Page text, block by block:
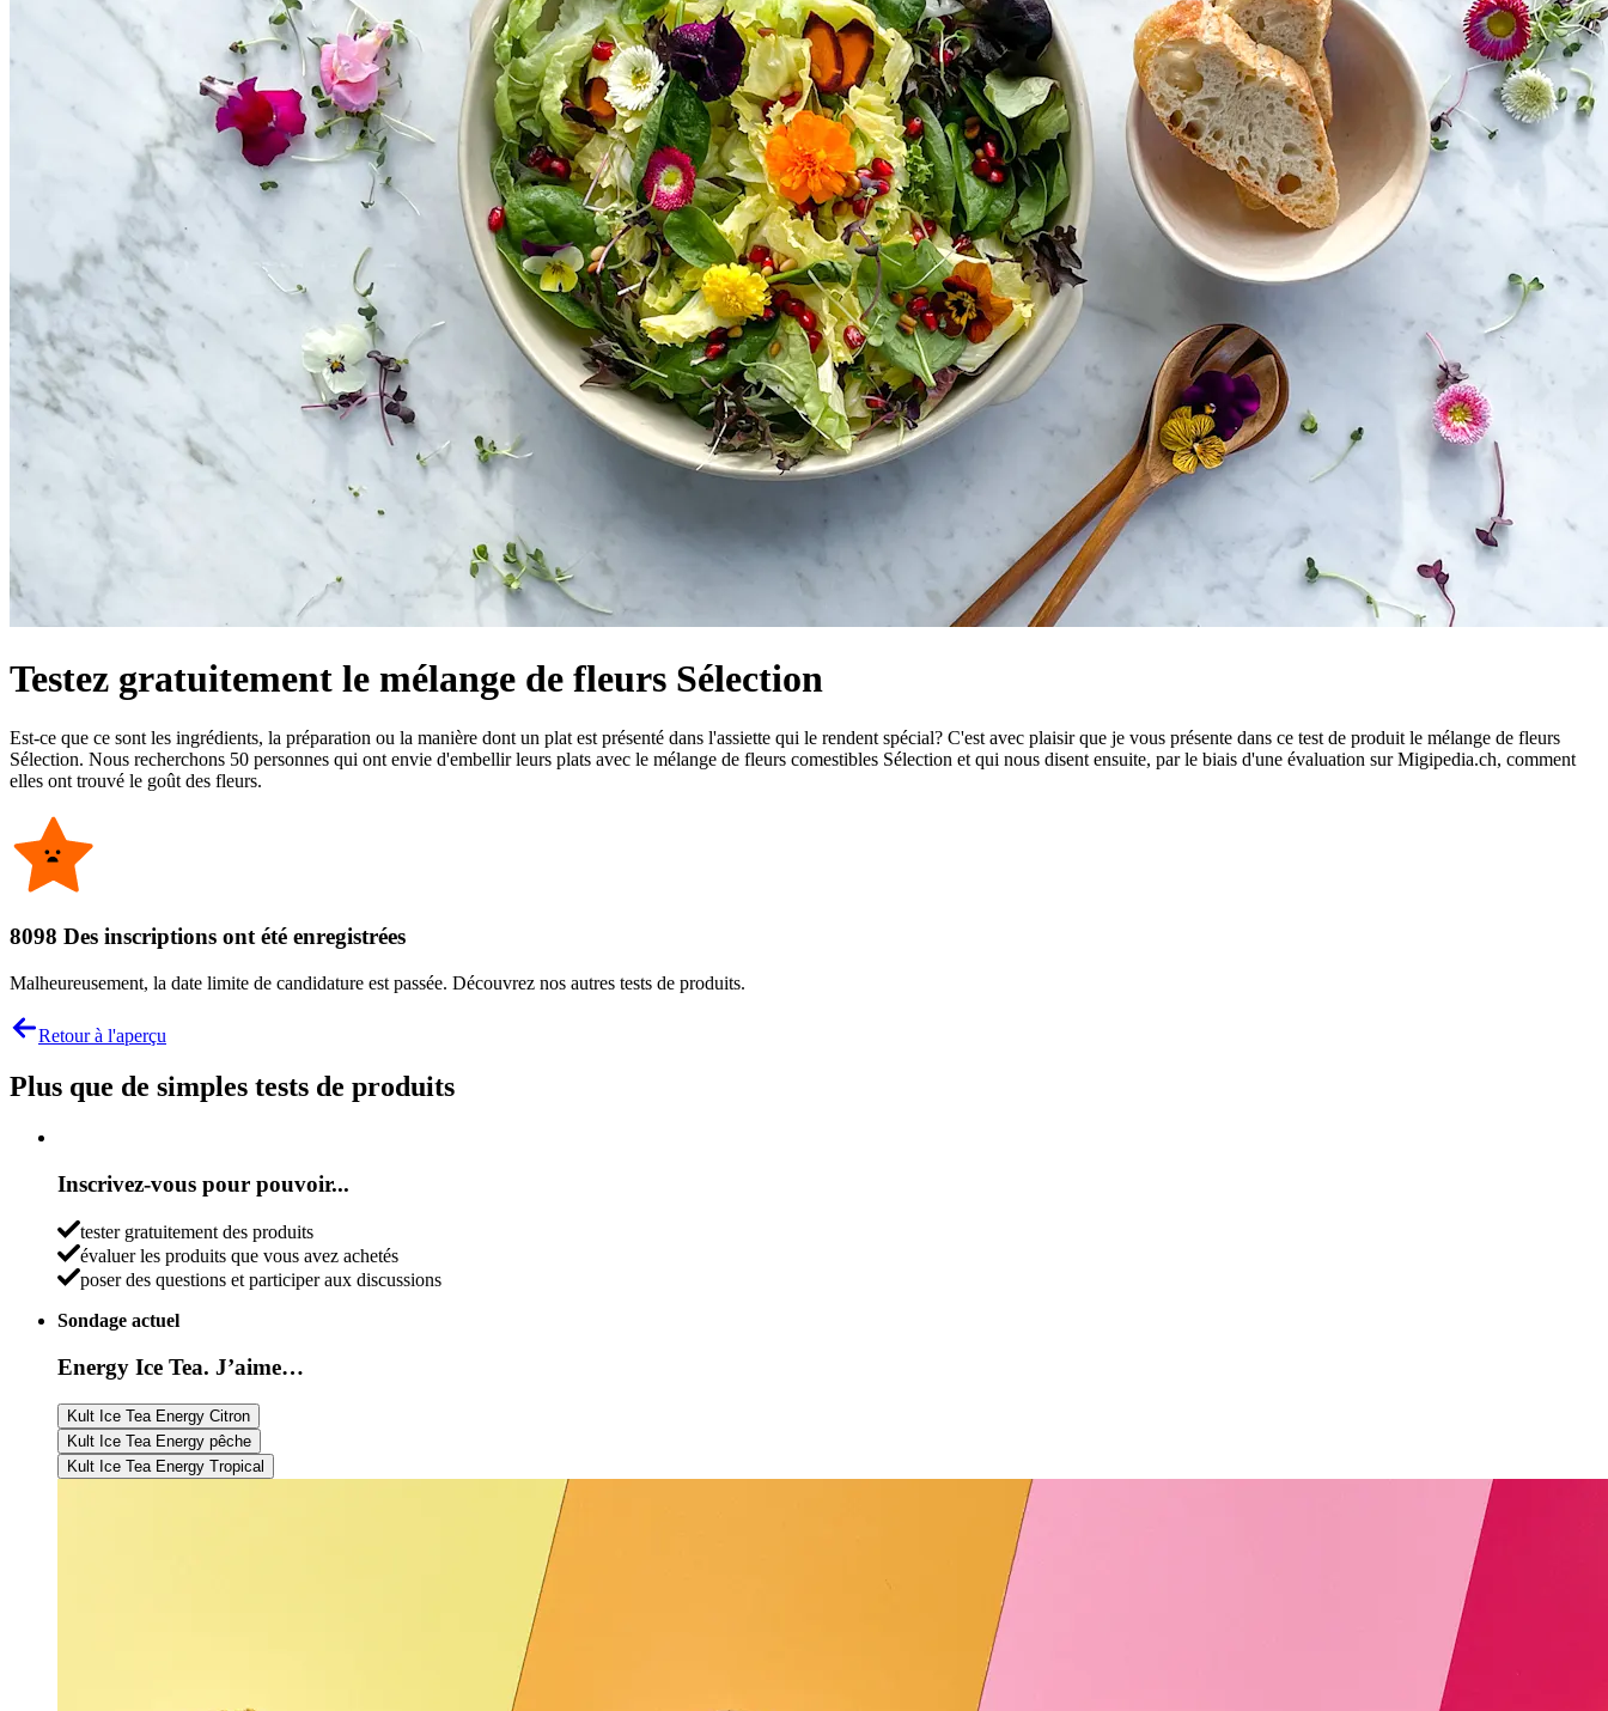
Testez gratuitement le mélange de fleurs Sélection
Est-ce que ce sont les ingrédients, la préparation ou la manière dont un plat est présenté dans l'assiette qui le rendent spécial? C'est avec plaisir que je vous présente dans ce test de produit le mélange de fleurs
Sélection. Nous recherchons 50 personnes qui ont envie d'embellir leurs plats avec le mélange de fleurs comestibles Sélection et qui nous disent ensuite, par le biais d'une évaluation sur Migipedia.ch, comment
elles ont trouvé le goût des fleurs.
8098 Des inscriptions ont été enregistrées
Malheureusement, la date limite de candidature est passée. Découvrez nos autres tests de produits.
Retour à l'aperçu
Plus que de simples tests de produits
Inscrivez-vous pour pouvoir...
tester gratuitement des produits
évaluer les produits que vous avez achetés
poser des questions et participer aux discussions
Sondage actuel
Energy Ice Tea. J’aime…
Kult Ice Tea Energy Citron
Kult Ice Tea Energy pêche
Kult Ice Tea Energy Tropical